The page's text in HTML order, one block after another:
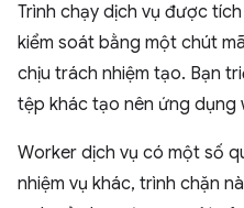
Trình chạy dịch vụ được
kiểm soát bằng một chút
chịu trách nhiệm tạo. Bạn
tệp khác tạo nên ứng dụng
Worker dịch vụ có một số
nhiệm vụ khác, trình chặn